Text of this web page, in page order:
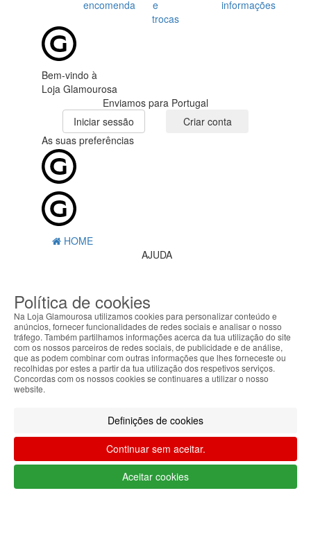
encomenda
e
trocas
informações
Bem-vindo à
Loja Glamourosa
Enviamos para Portugal
Iniciar sessão
Criar conta
As suas preferências
HOME
AJUDA
0 CARRINHO
EU
Filtrar por
Limpar filtros
Filtrar
Política de cookies
Na Loja Glamourosa utilizamos cookies para personalizar conteúdo e
anúncios, fornecer funcionalidades de redes sociais e analisar o nosso
tráfego. Também partilhamos informações acerca da tua utilização do site
com os nossos parceiros de redes sociais, de publicidade e de análise,
que as podem combinar com outras informações que lhes forneceste ou
recolhidas por estes a partir da tua utilização dos respetivos serviços.
Concordas com os nossos cookies se continuares a utilizar o nosso
website.
Definições de cookies
Continuar sem aceitar.
Aceitar cookies